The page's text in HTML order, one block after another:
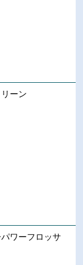
ーン
ワーフロッサ